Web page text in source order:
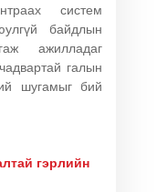
систем
байдлын
ажилладаг
галын
шугамыг бий
гэрлийн